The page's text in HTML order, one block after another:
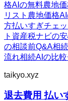
格AIの無料農地
リスト 農地価格
方払いすぎチェ
ト 資産税ナビの
の相談前Q&A相
流れ相続AIの比
taikyo.xyz
退去費用 払い